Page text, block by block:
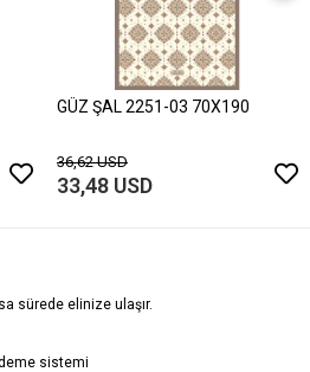
GÜZ ŞAL 2251-03 70X190
36,62 USD
33,48 USD
sürede elinize ulaşır.
sistemi